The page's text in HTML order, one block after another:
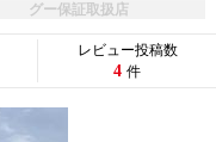
グー保証取扱店
レビュー投稿数
4 件